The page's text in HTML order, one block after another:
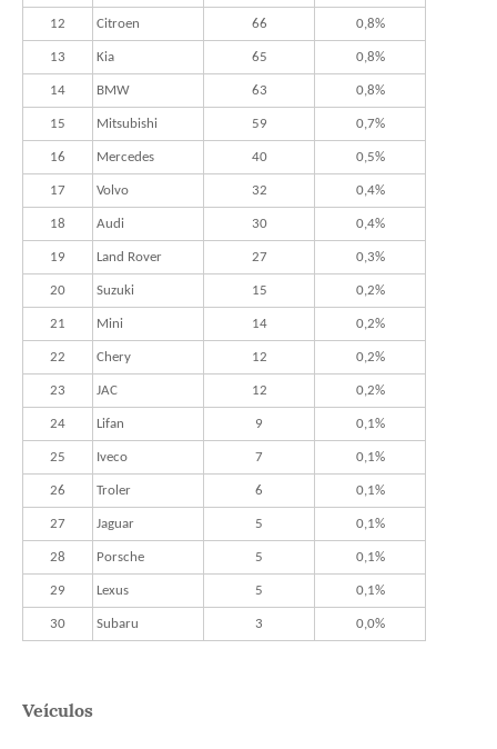
12 Citroen 66 0,8%
13 Kia 65 0,8%
14 BMW 63 0,8%
15 Mitsubishi 59 0,7%
16 Mercedes 40 0,5%
17 Volvo 32 0,4%
18 Audi 30 0,4%
19 Land Rover 27 0,3%
20 Suzuki 15 0,2%
21 Mini 14 0,2%
22 Chery 12 0,2%
23 JAC 12 0,2%
24 Lifan 9 0,1%
25 Iveco 7 0,1%
26 Troler 6 0,1%
27 Jaguar 5 0,1%
28 Porsche 5 0,1%
29 Lexus 5 0,1%
30 Subaru 3 0,0%
Veículos